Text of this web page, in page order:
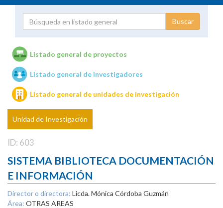
Unidades de investigación
Listado general de proyectos
Listado general de investigadores
Listado general de unidades de investigación
Unidad de Investigación
ID: 603
SISTEMA BIBLIOTECA DOCUMENTACIÓN
E INFORMACIÓN
Director o directora: Licda. Mónica Córdoba Guzmán
Área: OTRAS AREAS